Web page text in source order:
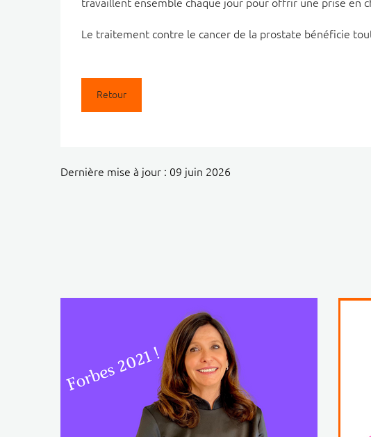
travaillent ensemble chaque jour pour offrir une prise en
Le traitement contre le cancer de la prostate bénéficie
Retour
Dernière mise à jour : 09 juin 2026